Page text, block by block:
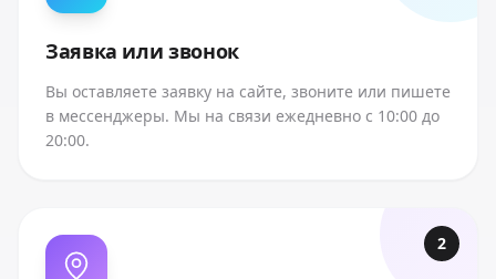
Заявка или звонок
Вы оставляете заявку на сайте, звоните или пишете
в мессенджеры. Мы на связи ежедневно с 10:00 до
20:00.
2